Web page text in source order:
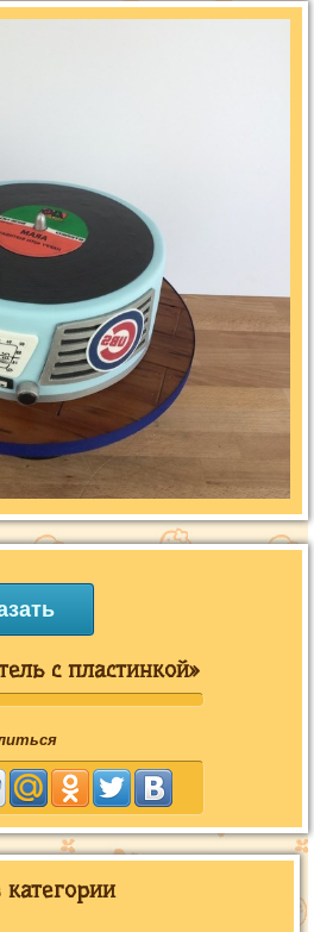
с пластинкой»